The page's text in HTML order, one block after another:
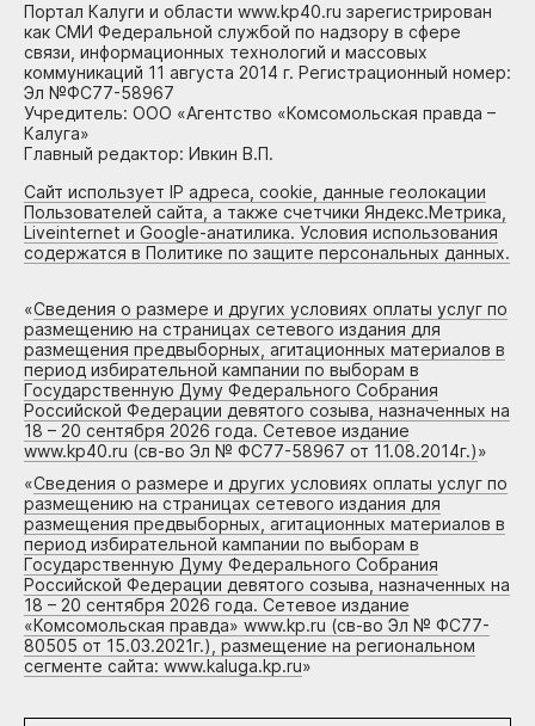
Портал Калуги и области www.kp40.ru зарегистрирован
как СМИ Федеральной службой по надзору в сфере
связи, информационных технологий и массовых
коммуникаций 11 августа 2014 г. Регистрационный номер:
Эл №ФС77-58967
Учредитель: ООО «Агентство «Комсомольская правда –
Калуга»
Главный редактор: Ивкин В.П.
Сайт использует IP адреса, cookie, данные геолокации
Пользователей сайта, а также счетчики Яндекс.Метрика,
Liveinternet и Google-анатилика. Условия использования
содержатся в Политике по защите персональных данных.
«Сведения о размере и других условиях оплаты услуг по
размещению на страницах сетевого издания для
размещения предвыборных, агитационных материалов в
период избирательной кампании по выборам в
Государственную Думу Федерального Собрания
Российской Федерации девятого созыва, назначенных на
18 – 20 сентября 2026 года. Сетевое издание
www.kp40.ru (св-во Эл № ФС77-58967 от 11.08.2014г.)»
«Сведения о размере и других условиях оплаты услуг по
размещению на страницах сетевого издания для
размещения предвыборных, агитационных материалов в
период избирательной кампании по выборам в
Государственную Думу Федерального Собрания
Российской Федерации девятого созыва, назначенных на
18 – 20 сентября 2026 года. Сетевое издание
«Комсомольская правда» www.kp.ru (св-во Эл № ФС77-
80505 от 15.03.2021г.), размещение на региональном
сегменте сайта: www.kaluga.kp.ru»